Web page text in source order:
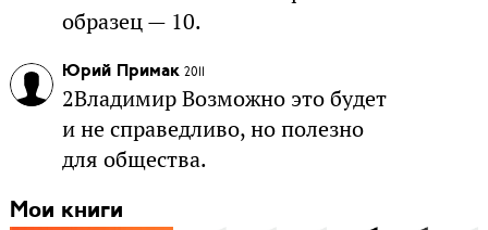
образец — 10.
Юрий Примак 2011
2Владимир Возможно это будет
и не справедливо, но полезно
для общества.
Мои книги